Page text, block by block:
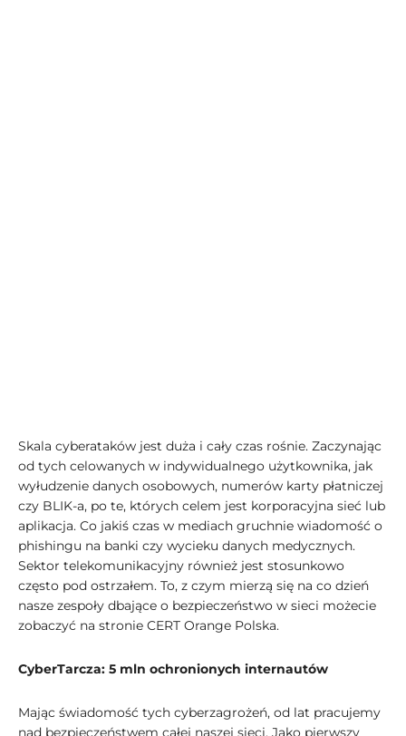
Skala cyberataków jest duża i cały czas rośnie. Zaczynając
od tych celowanych w indywidualnego użytkownika, jak
wyłudzenie danych osobowych, numerów karty płatniczej
czy BLIK-a, po te, których celem jest korporacyjna sieć lub
aplikacja. Co jakiś czas w mediach gruchnie wiadomość o
phishingu na banki czy wycieku danych medycznych.
Sektor telekomunikacyjny również jest stosunkowo
często pod ostrzałem. To, z czym mierzą się na co dzień
nasze zespoły dbające o bezpieczeństwo w sieci możecie
zobaczyć na stronie CERT Orange Polska.
CyberTarcza: 5 mln ochronionych internautów
Mając świadomość tych cyberzagrożeń, od lat pracujemy
nad bezpieczeństwem całej naszej sieci. Jako pierwszy